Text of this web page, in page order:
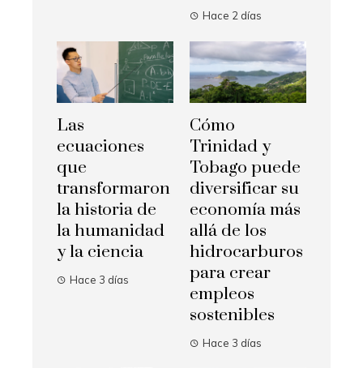
Hace 2 días
Las
ecuaciones
que
transformaron
la historia de
la humanidad
y la ciencia
Hace 3 días
Cómo
Trinidad y
Tobago puede
diversificar su
economía más
allá de los
hidrocarburos
para crear
empleos
sostenibles
Hace 3 días